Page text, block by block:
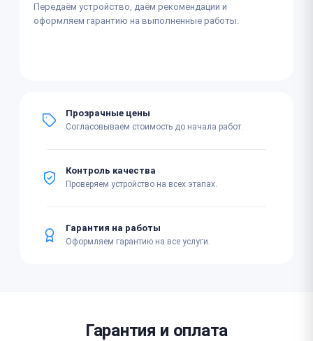
Передаём устройство, даём рекомендации и
оформляем гарантию на выполненные работы.
Прозрачные цены
Согласовываем стоимость до начала работ.
Контроль качества
Проверяем устройство на всех этапах.
Гарантия на работы
Оформляем гарантию на все услуги.
Гарантия и оплата